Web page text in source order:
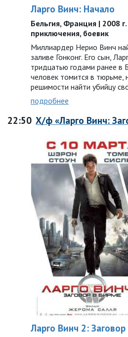
Ларго Винч: Начало
Бельгия, Франция | 2008
приключения, боевик
Миллиардер Нерио Винч
заливе Гонконг. Его сын,
тридцатью годами ранее в
человек томится в тюрьме,
решимости найти убийцу
подробнее
22:50 Х/ф «Ларго Винч:
Ларго Винч 2: